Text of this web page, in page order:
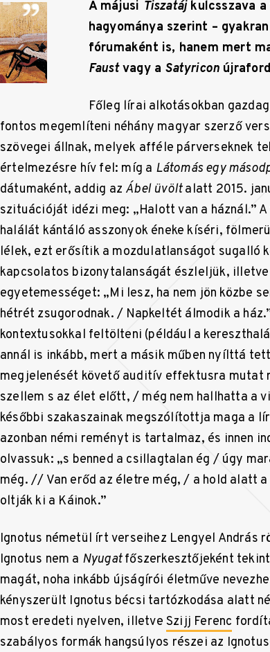
A májusi Tiszatájkulcsszava a
hagyománya szerint –
fórumaként is, hanem mert
Faustvagy a Satyricon
Főleg lírai alkotásokban
fontos megemlíteni néhány magyar szerző
szövegei állnak, melyek afféle párverseknek
értelmezésre hív fel: míg a Látomás egy
dátumaként, addig az Ábel üvöltalatt 2015.
szituációját idézi meg: „Halott van a háznál.”
halálát kántáló asszonyok éneke kíséri,
lélek, ezt erősítik a mozdulatlanságot sugalló
kapcsolatos bizonytalanságát észleljük,
egyetemességet: „Mi lesz, ha nem jön közbe
hétrét zsugorodnak. / Napkeltét álmodik a
kontextusokkal feltölteni (például a
annál is inkább, mert a másik műben nyílttá
megjelenését követő auditív effektusra mutat
szellem s az élet előtt, / még nem hallhatta a
későbbi szakaszainak megszólítottja maga a
azonban némi reményt is tartalmaz, és innen
olvassuk: „s benned a csillagtalan ég / úgy
még. // Van erőd az életre még, / a hold alatt
oltják ki a Káinok.”
Ignotus németül írt verseihez Lengyel András
Ignotus nem a Nyugatfőszerkesztőjeként
magát, noha inkább újságírói életműve
kényszerült Ignotus bécsi tartózkodása alatt
most eredeti nyelven, illetve Szijj Ferenc
szabályos formák hangsúlyos részei az